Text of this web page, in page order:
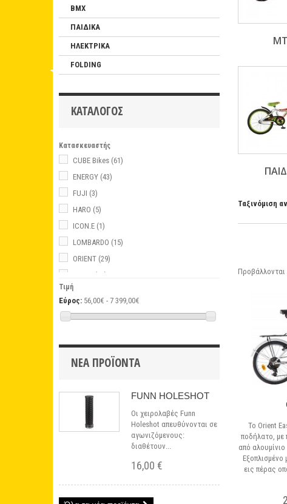
BMX
ΠΑΙΔΙΚΑ
ΗΛΕΚΤΡΙΚΑ
FOLDING
ΚΑΤΆΛΟΓΟΣ
Κατασκευαστής
CUBE Bikes (61)
ENERGY (43)
FUJI (3)
HARO (5)
ICON.E (1)
LOMBARDO (15)
ORIENT (29)
(21)
ULTRA
Τιμή
Εύρος: 56,00€ - 7 399,00€
ΝΈΑ ΠΡΟΪΌΝΤΑ
FUNN HOLESHOT
Οι χειρολαβές Funn
Holeshot απευθύνονται σε
αγωνιζόμενους:
διαθέτουν...
16,00 €
Ταξινόμιση
Προβάλλονται
Το Orient
ποδήλατο, με
από
Εξοπλισμένο
εις πέρας